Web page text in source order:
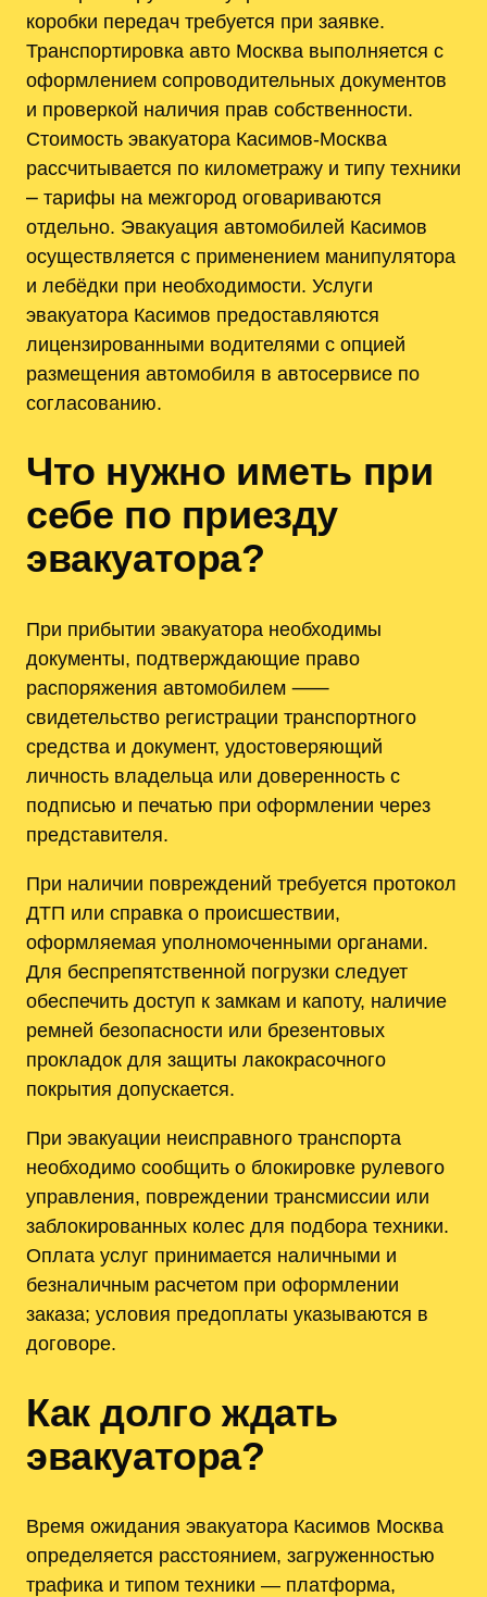
коробки передач требуется при заявке.
Транспортировка авто Москва выполняется с
оформлением сопроводительных документов
и проверкой наличия прав собственности.
Стоимость эвакуатора Касимов-Москва
рассчитывается по километражу и типу техники
⎼ тарифы на межгород оговариваются
отдельно. Эвакуация автомобилей Касимов
осуществляется с применением манипулятора
и лебёдки при необходимости. Услуги
эвакуатора Касимов предоставляются
лицензированными водителями с опцией
размещения автомобиля в автосервисе по
согласованию.
Что нужно иметь при
себе по приезду
эвакуатора?
При прибытии эвакуатора необходимы
документы, подтверждающие право
распоряжения автомобилем ⸺
свидетельство регистрации транспортного
средства и документ, удостоверяющий
личность владельца или доверенность с
подписью и печатью при оформлении через
представителя.
При наличии повреждений требуется протокол
ДТП или справка о происшествии,
оформляемая уполномоченными органами.
Для беспрепятственной погрузки следует
обеспечить доступ к замкам и капоту, наличие
ремней безопасности или брезентовых
прокладок для защиты лакокрасочного
покрытия допускается.
При эвакуации неисправного транспорта
необходимо сообщить о блокировке рулевого
управления, повреждении трансмиссии или
заблокированных колес для подбора техники.
Оплата услуг принимается наличными и
безналичным расчетом при оформлении
заказа; условия предоплаты указываются в
договоре.
Как долго ждать
эвакуатора?
Время ожидания эвакуатора Касимов Москва
определяется расстоянием, загруженностью
трафика и типом техники — платформа,